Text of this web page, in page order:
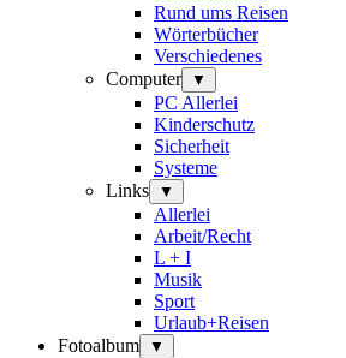
Rund ums Reisen
Wörterbücher
Verschiedenes
Computer
▼
PC Allerlei
Kinderschutz
Sicherheit
Systeme
Links
▼
Allerlei
Arbeit/Recht
L + I
Musik
Sport
Urlaub+Reisen
Fotoalbum
▼